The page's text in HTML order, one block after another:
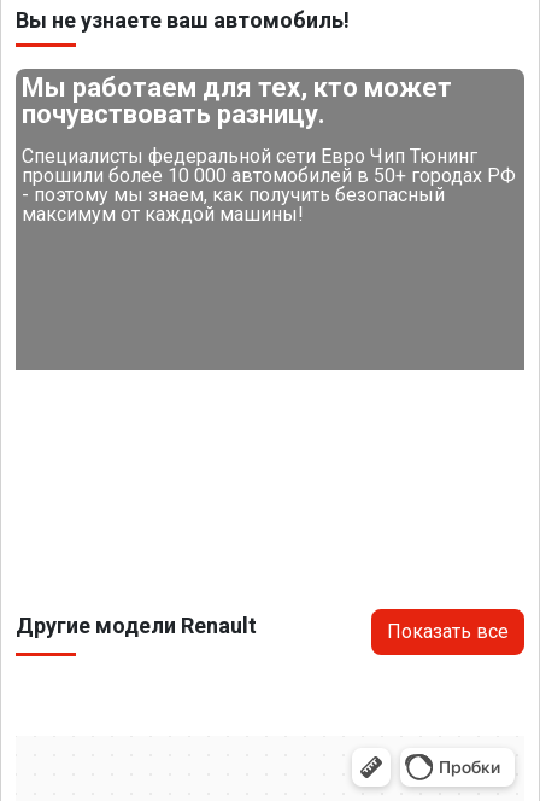
Вы не узнаете ваш автомобиль!
Мы работаем для тех, кто может
почувствовать разницу.
Специалисты федеральной сети Евро Чип Тюнинг
прошили более 10 000 автомобилей в 50+ городах РФ
- поэтому мы знаем, как получить безопасный
максимум от каждой машины!
Другие модели Renault Показать все